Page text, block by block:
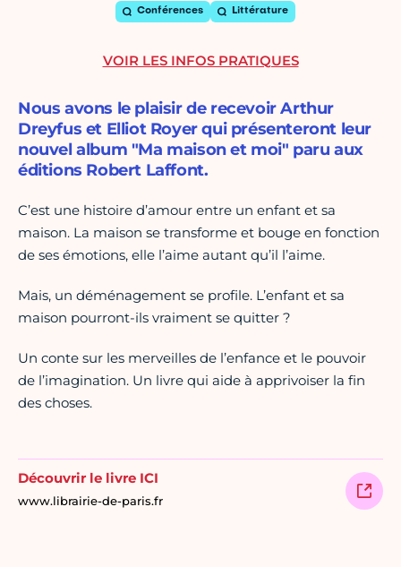
Conférences Littérature
Nous avons le plaisir de recevoir Arthur
Dreyfus et Elliot Royer qui présenteront leur
nouvel album "Ma maison et moi" paru aux
éditions Robert Laffont.
C’est une histoire d’amour entre un enfant et sa
maison. La maison se transforme et bouge en fonction
de ses émotions, elle l’aime autant qu’il l’aime.
Mais, un déménagement se profile. L’enfant et sa
maison pourront-ils vraiment se quitter ?
Un conte sur les merveilles de l’enfance et le pouvoir
de l’imagination. Un livre qui aide à apprivoiser la fin
des choses.
Découvrir le livre ICI
www.librairie-de-paris.fr
VOIR LES INFOS PRATIQUES